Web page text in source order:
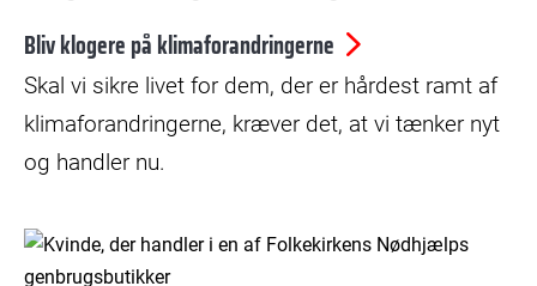
Bliv klogere på klimaforandringerne
Skal vi sikre livet for dem, der er hårdest ramt af
klimaforandringerne, kræver det, at vi tænker nyt
og handler nu.